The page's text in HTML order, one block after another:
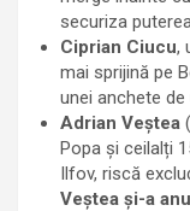
securiza
Ciprian Ciucu,
mai sprijină pe
unei anchete
Adrian Veștea
Popa și ceilalți
Ilfov, riscă
Veștea și-a